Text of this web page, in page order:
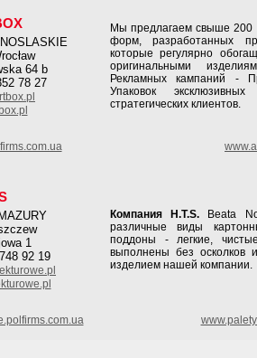
64 b
78 27
Мы предлагаем свыше 200
форм, разработанных
которые регулярно
оригинальными
Рекламных кампаний -
Упаковок
стратегических клиентов.
1
92 19
Компания H.T.S. Beata
различные виды
поддоны - легкие,
выполнены без осколков
изделием нашей компании.